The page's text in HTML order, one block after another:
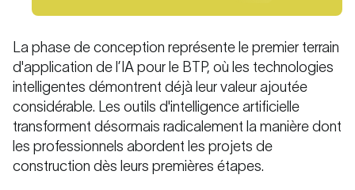
La phase de conception représente le premier terrain
d'application de l’IA pour le BTP, où les technologies
intelligentes démontrent déjà leur valeur ajoutée
considérable. Les outils d'intelligence artificielle
transforment désormais radicalement la manière dont
les professionnels abordent les projets de
construction dès leurs premières étapes.